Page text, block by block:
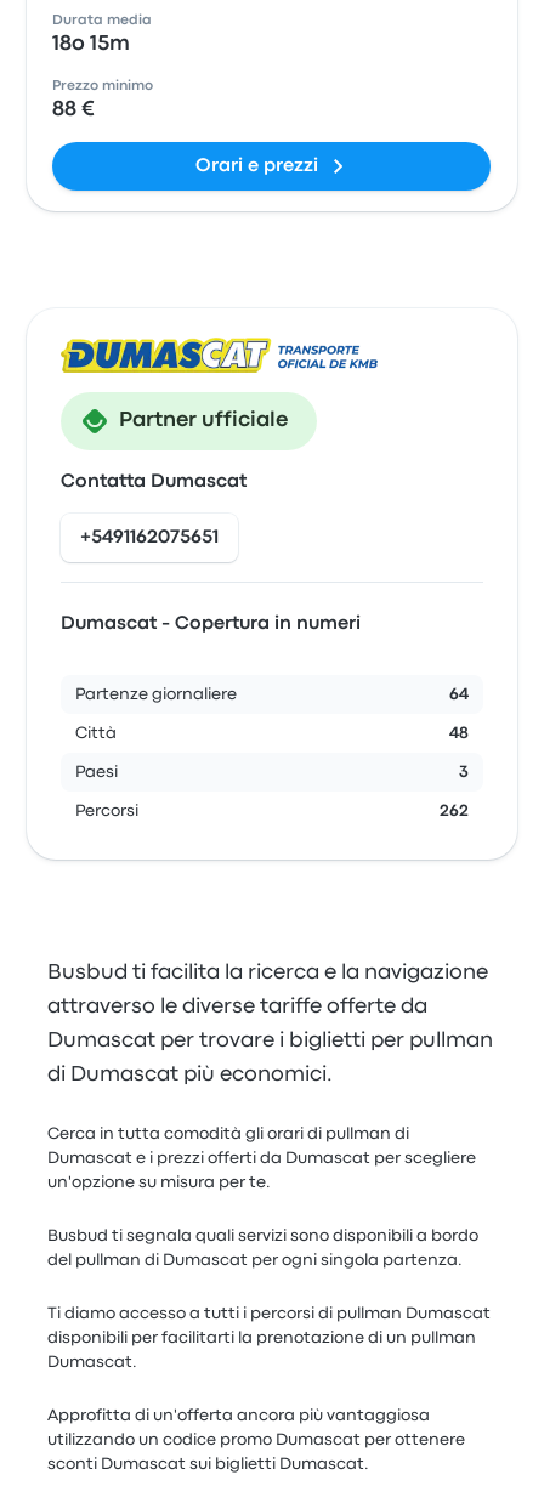
Durata media
18o 15m
Prezzo minimo
88 €
Orari e prezzi
Partner ufficiale
Contatta Dumascat
+5491162075651
Dumascat - Copertura in numeri
Partenze giornaliere 64
Città 48
Paesi 3
Percorsi 262
Busbud ti facilita la ricerca e la navigazione
attraverso le diverse tariffe offerte da
Dumascat per trovare i biglietti per pullman
di Dumascat più economici.
Cerca in tutta comodità gli orari di pullman di
Dumascat e i prezzi offerti da Dumascat per scegliere
un'opzione su misura per te.
Busbud ti segnala quali servizi sono disponibili a bordo
del pullman di Dumascat per ogni singola partenza.
Ti diamo accesso a tutti i percorsi di pullman Dumascat
disponibili per facilitarti la prenotazione di un pullman
Dumascat.
Approfitta di un'offerta ancora più vantaggiosa
utilizzando un codice promo Dumascat per ottenere
sconti Dumascat sui biglietti Dumascat.